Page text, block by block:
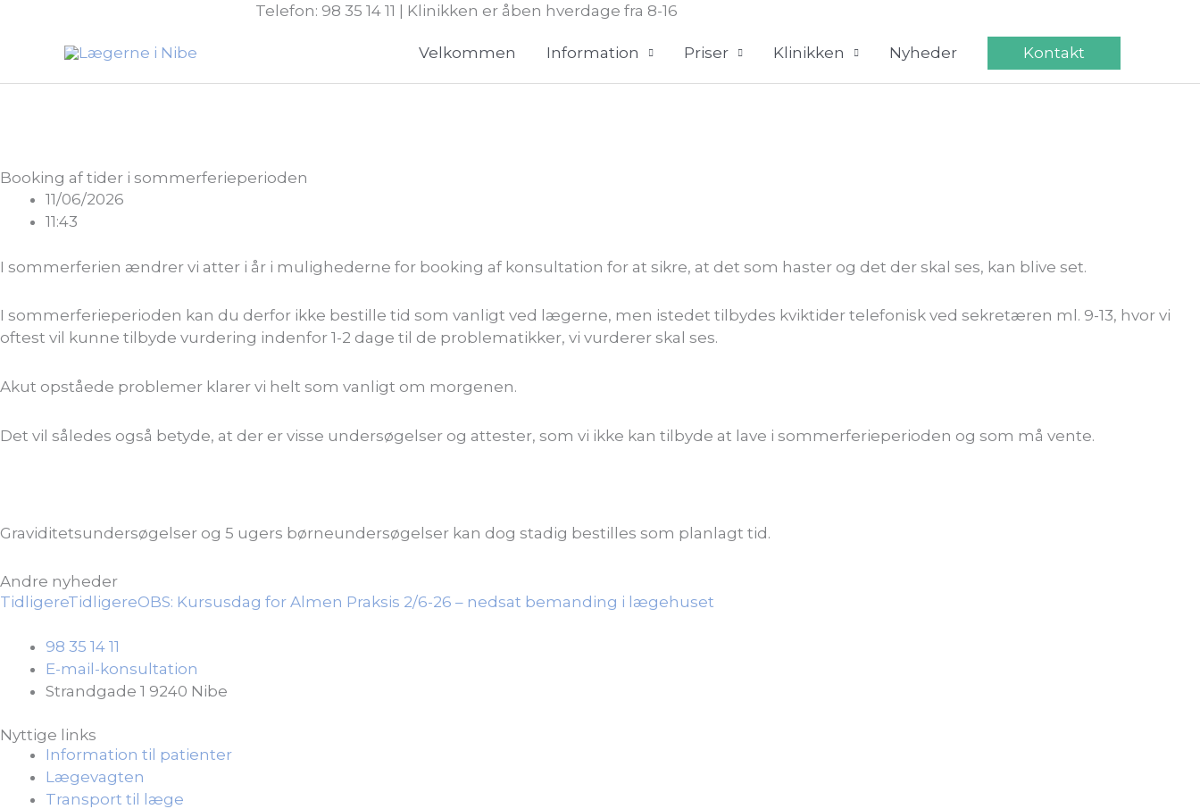
indholdet
Telefon: 98 35 14 11 | Klinikken er åben hverdage fra 8-16
Velkommen Information Priser Klinikken Nyheder Kontakt
Booking af tider i sommerferieperioden
11/06/2026
11:43
I sommerferien ændrer vi atter i år i mulighederne for booking af konsultation for at sikre, at det som haster og det der skal ses, kan blive set.
I sommerferieperioden kan du derfor ikke bestille tid som vanligt ved lægerne, men istedet tilbydes kviktider telefonisk ved sekretæren ml. 9-13, hvor vi
oftest vil kunne tilbyde vurdering indenfor 1-2 dage til de problematikker, vi vurderer skal ses.
Akut opståede problemer klarer vi helt som vanligt om morgenen.
Det vil således også betyde, at der er visse undersøgelser og attester, som vi ikke kan tilbyde at lave i sommerferieperioden og som må vente.
Graviditetsundersøgelser og 5 ugers børneundersøgelser kan dog stadig bestilles som planlagt tid.
Andre nyheder
TidligereTidligereOBS: Kursusdag for Almen Praksis 2/6-26 – nedsat bemanding i lægehuset
98 35 14 11
E-mail-konsultation
Strandgade 1 9240 Nibe
Nyttige links
Information til patienter
Lægevagten
Transport til læge